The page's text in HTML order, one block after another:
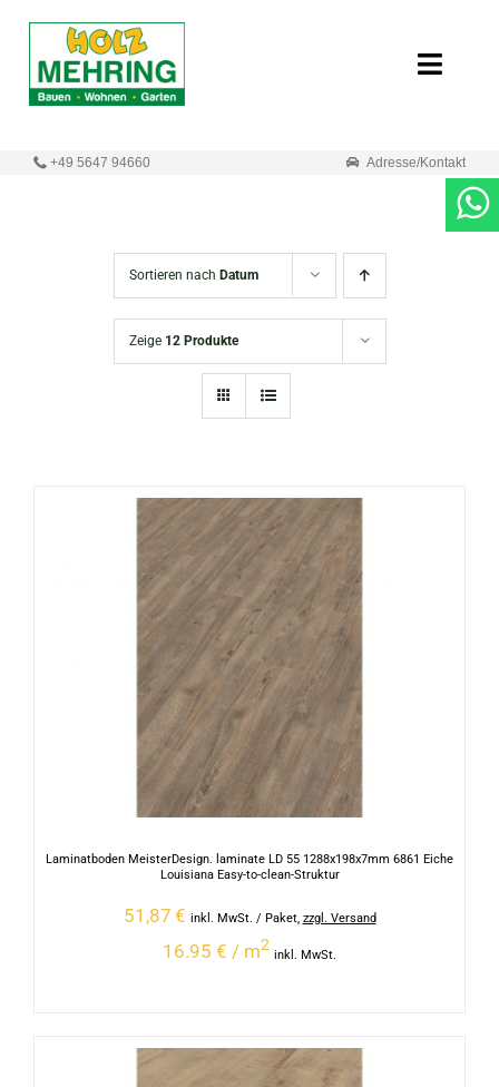
springen
Toggle
+49 5647 94660 Adresse/Kontakt
Sortieren nach Datum
Zeige 12 Produkte
Laminatboden MeisterDesign. laminate LD 55 1288x198x7mm 6861 Eiche
Louisiana Easy-to-clean-Struktur
51,87 € inkl. MwSt. / Paket, zzgl. Versand
16.95 € / m2
inkl. MwSt.